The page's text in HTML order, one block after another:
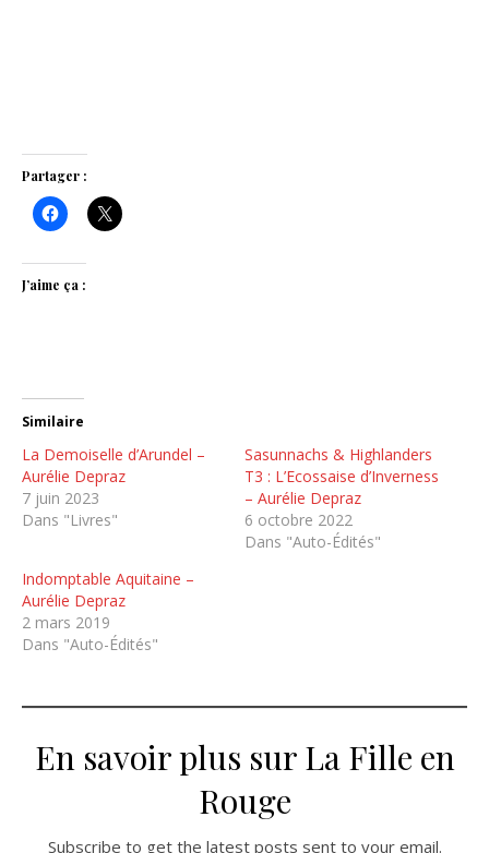
Partager :
J’aime ça :
Similaire
La Demoiselle d’Arundel –
Aurélie Depraz
7 juin 2023
Dans "Livres"
Sasunnachs & Highlanders
T3 : L’Ecossaise d’Inverness
– Aurélie Depraz
6 octobre 2022
Dans "Auto-Édités"
Indomptable Aquitaine –
Aurélie Depraz
2 mars 2019
Dans "Auto-Édités"
En savoir plus sur La Fille en
Rouge
Subscribe to get the latest posts sent to your email.